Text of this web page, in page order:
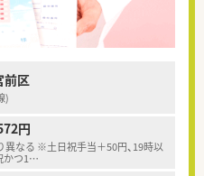
前区
)
円
異なる ※土日祝手当＋50円、19時以
かつ1…